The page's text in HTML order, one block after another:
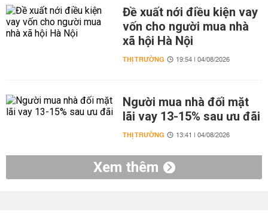
Đề xuất nới điều kiện vay
vốn cho người mua nhà
xã hội Hà Nội
THỊ TRƯỜNG 19:54 | 04/08/2026
Người mua nhà đối mặt
lãi vay 13-15% sau ưu đãi
THỊ TRƯỜNG 13:41 | 04/08/2026
Xem thêm